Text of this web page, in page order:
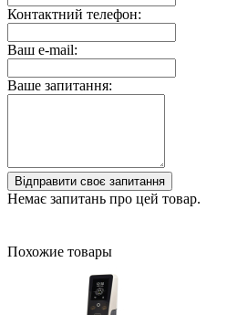
Контактний телефон:
Ваш e-mail:
Ваше запитання:
Відправити своє запитання
Немає запитань про цей товар.
Похожие товары